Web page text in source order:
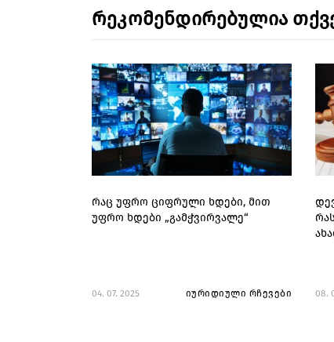
რეკომენდირებულია
რაც უფრო ციფრული ხდები, მით
უფრო ხდები „გამჭვირვალე“
04. 07. 2025 იურიდიული რჩევები 08.